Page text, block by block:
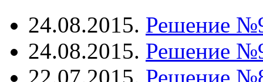
24.08.2015. Решение
24.08.2015. Решение
22.07.2015. Решение